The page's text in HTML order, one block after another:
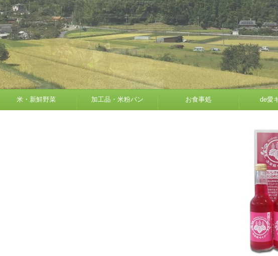
米・新鮮野菜 加工品・米粉パン お食事処 de愛